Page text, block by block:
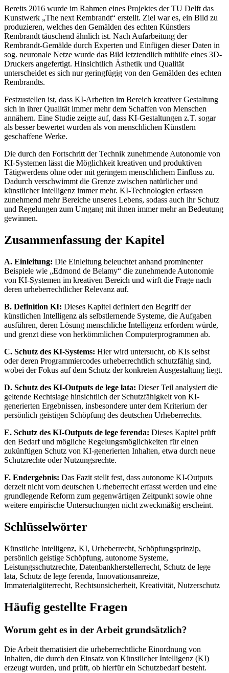
Bereits 2016 wurde im Rahmen eines Projektes der TU Delft das
Kunstwerk „The next Rembrandt“ erstellt. Ziel war es, ein Bild zu
produzieren, welches den Gemälden des echten Künstlers
Rembrandt täuschend ähnlich ist. Nach Aufarbeitung der
Rembrandt-Gemälde durch Experten und Einfügen dieser Daten in
sog. neuronale Netze wurde das Bild letztendlich mithilfe eines 3D-
Druckers angefertigt. Hinsichtlich Ästhetik und Qualität
unterscheidet es sich nur geringfügig von den Gemälden des echten
Rembrandts.
Festzustellen ist, dass KI-Arbeiten im Bereich kreativer Gestaltung
sich in ihrer Qualität immer mehr dem Schaffen von Menschen
annähern. Eine Studie zeigte auf, dass KI-Gestaltungen z.T. sogar
als besser bewertet wurden als von menschlichen Künstlern
geschaffene Werke.
Die durch den Fortschritt der Technik zunehmende Autonomie von
KI-Systemen lässt die Möglichkeit kreativen und produktiven
Tätigwerdens ohne oder mit geringem menschlichem Einfluss zu.
Dadurch verschwimmt die Grenze zwischen natürlicher und
künstlicher Intelligenz immer mehr. KI-Technologien erfassen
zunehmend mehr Bereiche unseres Lebens, sodass auch ihr Schutz
und Regelungen zum Umgang mit ihnen immer mehr an Bedeutung
gewinnen.
Zusammenfassung der Kapitel
A. Einleitung: Die Einleitung beleuchtet anhand prominenter
Beispiele wie „Edmond de Belamy“ die zunehmende Autonomie
von KI-Systemen im kreativen Bereich und wirft die Frage nach
deren urheberrechtlicher Relevanz auf.
B. Definition KI: Dieses Kapitel definiert den Begriff der
künstlichen Intelligenz als selbstlernende Systeme, die Aufgaben
ausführen, deren Lösung menschliche Intelligenz erfordern würde,
und grenzt diese von herkömmlichen Computerprogrammen ab.
C. Schutz des KI-Systems: Hier wird untersucht, ob KIs selbst
oder deren Programmiercodes urheberrechtlich schutzfähig sind,
wobei der Fokus auf dem Schutz der konkreten Ausgestaltung liegt.
D. Schutz des KI-Outputs de lege lata: Dieser Teil analysiert die
geltende Rechtslage hinsichtlich der Schutzfähigkeit von KI-
generierten Ergebnissen, insbesondere unter dem Kriterium der
persönlich geistigen Schöpfung des deutschen Urheberrechts.
E. Schutz des KI-Outputs de lege ferenda: Dieses Kapitel prüft
den Bedarf und mögliche Regelungsmöglichkeiten für einen
zukünftigen Schutz von KI-generierten Inhalten, etwa durch neue
Schutzrechte oder Nutzungsrechte.
F. Endergebnis: Das Fazit stellt fest, dass autonome KI-Outputs
derzeit nicht vom deutschen Urheberrecht erfasst werden und eine
grundlegende Reform zum gegenwärtigen Zeitpunkt sowie ohne
weitere empirische Untersuchungen nicht zweckmäßig erscheint.
Schlüsselwörter
Künstliche Intelligenz, KI, Urheberrecht, Schöpfungsprinzip,
persönlich geistige Schöpfung, autonome Systeme,
Leistungsschutzrechte, Datenbankherstellerrecht, Schutz de lege
lata, Schutz de lege ferenda, Innovationsanreize,
Immaterialgüterrecht, Rechtsunsicherheit, Kreativität, Nutzerschutz
Häufig gestellte Fragen
Worum geht es in der Arbeit grundsätzlich?
Die Arbeit thematisiert die urheberrechtliche Einordnung von
Inhalten, die durch den Einsatz von Künstlicher Intelligenz (KI)
erzeugt wurden, und prüft, ob hierfür ein Schutzbedarf besteht.